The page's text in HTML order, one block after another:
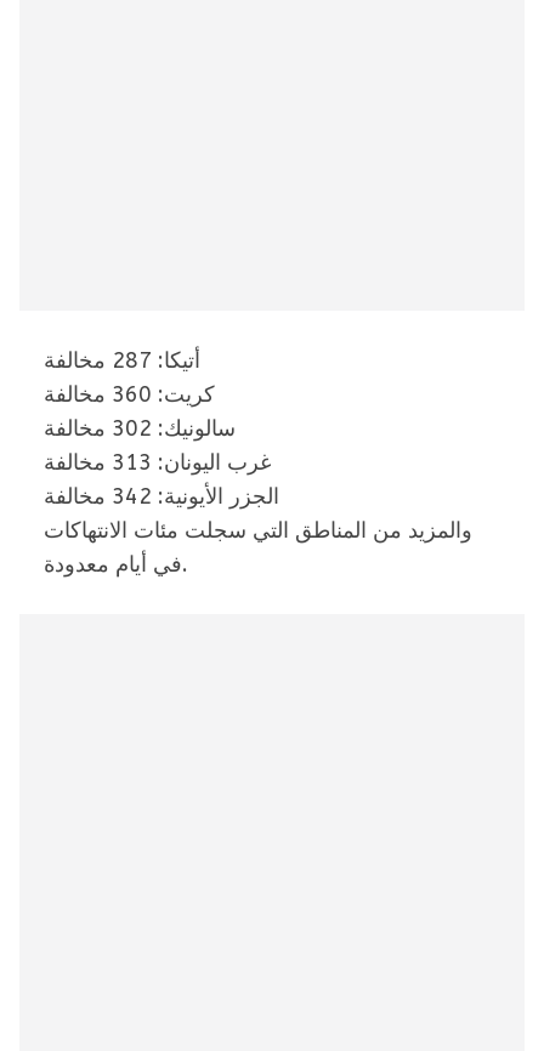
أتيكا: 287 مخالفة
كريت: 360 مخالفة
سالونيك: 302 مخالفة
غرب اليونان: 313 مخالفة
الجزر الأيونية: 342 مخالفة
والمزيد من المناطق التي سجلت مئات الانتهاكات
في أيام معدودة.